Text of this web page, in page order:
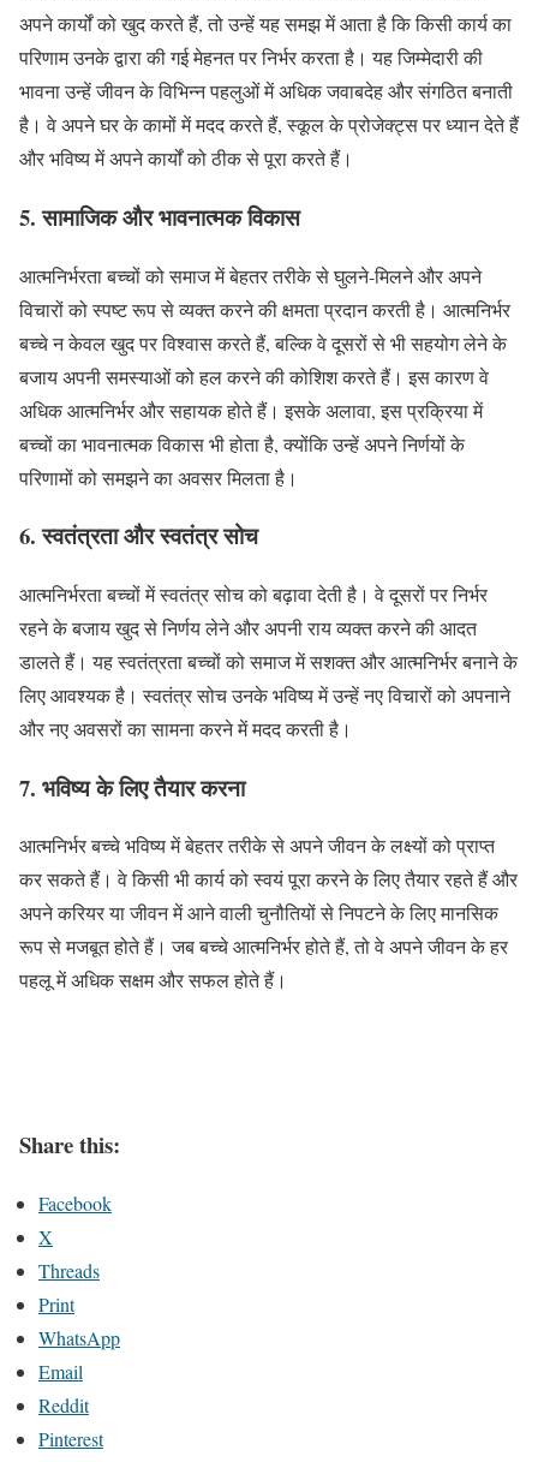
अपने कार्यों को खुद करते हैं, तो उन्हें यह समझ में आता है कि किसी कार्य का
परिणाम उनके द्वारा की गई मेहनत पर निर्भर करता है। यह जिम्मेदारी की
भावना उन्हें जीवन के विभिन्न पहलुओं में अधिक जवाबदेह और संगठित बनाती
है। वे अपने घर के कामों में मदद करते हैं, स्कूल के प्रोजेक्ट्स पर ध्यान देते हैं
और भविष्य में अपने कार्यों को ठीक से पूरा करते हैं।
5.सामाजिक और भावनात्मक विकास
आत्मनिर्भरता बच्चों को समाज में बेहतर तरीके से घुलने-मिलने और अपने
विचारों को स्पष्ट रूप से व्यक्त करने की क्षमता प्रदान करती है। आत्मनिर्भर
बच्चे न केवल खुद पर विश्वास करते हैं, बल्कि वे दूसरों से भी सहयोग लेने के
बजाय अपनी समस्याओं को हल करने की कोशिश करते हैं। इस कारण वे
अधिक आत्मनिर्भर और सहायक होते हैं। इसके अलावा, इस प्रक्रिया में
बच्चों का भावनात्मक विकास भी होता है, क्योंकि उन्हें अपने निर्णयों के
परिणामों को समझने का अवसर मिलता है।
6.स्वतंत्रता और स्वतंत्र सोच
आत्मनिर्भरता बच्चों में स्वतंत्र सोच को बढ़ावा देती है। वे दूसरों पर निर्भर
रहने के बजाय खुद से निर्णय लेने और अपनी राय व्यक्त करने की आदत
डालते हैं। यह स्वतंत्रता बच्चों को समाज में सशक्त और आत्मनिर्भर बनाने के
लिए आवश्यक है। स्वतंत्र सोच उनके भविष्य में उन्हें नए विचारों को अपनाने
और नए अवसरों का सामना करने में मदद करती है।
7. भविष्य के लिए तैयार करना
आत्मनिर्भर बच्चे भविष्य में बेहतर तरीके से अपने जीवन के लक्ष्यों को प्राप्त
कर सकते हैं। वे किसी भी कार्य को स्वयं पूरा करने के लिए तैयार रहते हैं और
अपने करियर या जीवन में आने वाली चुनौतियों से निपटने के लिए मानसिक
रूप से मजबूत होते हैं। जब बच्चे आत्मनिर्भर होते हैं, तो वे अपने जीवन के हर
पहलू में अधिक सक्षम और सफल होते हैं।
Share this:
Facebook
X
Threads
Print
WhatsApp
Email
Reddit
Pinterest